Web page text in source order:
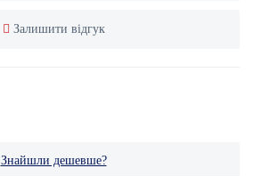
Залишити відгук
Знайшли дешевше?